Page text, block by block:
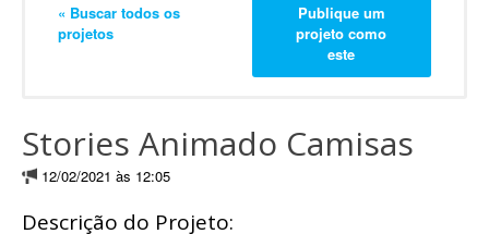
« Buscar todos os
projetos
Publique um
projeto como
este
Stories Animado Camisas
12/02/2021 às 12:05
Descrição do Projeto: